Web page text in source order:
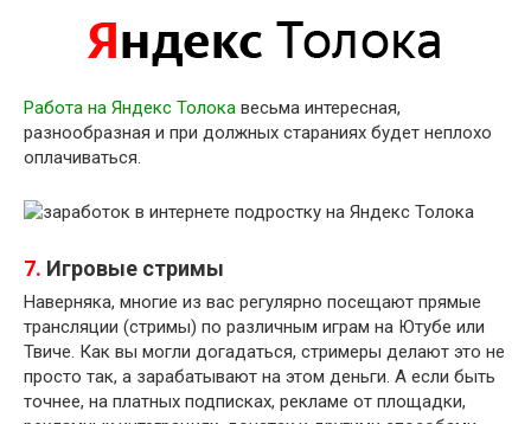
Работа на Яндекс Толока весьма интересная,
разнообразная и при должных стараниях будет неплохо
оплачиваться.
7. Игровые стримы
Наверняка, многие из вас регулярно посещают прямые
трансляции (стримы) по различным играм на Ютубе или
Твиче. Как вы могли догадаться, стримеры делают это не
просто так, а зарабатывают на этом деньги. А если быть
точнее, на платных подписках, рекламе от площадки,